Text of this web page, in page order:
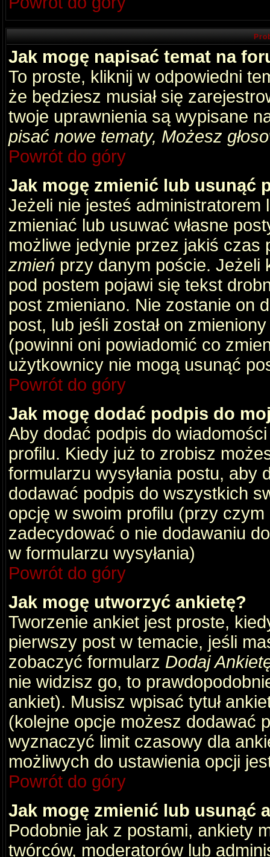
Jak mogę napisać temat na
To proste, kliknij w odpowiedni
że będziesz musiał się
twoje uprawnienia są wypisane
pisać nowe tematy, Możesz
Powrót do góry
Jak mogę zmienić lub usunąć
Jeżeli nie jesteś
zmieniać lub usuwać własne
możliwe jedynie przez jakiś
zmień przy danym poście. Jeżeli
pod postem pojawi się tekst
post zmieniano. Nie zostanie on
post, lub jeśli został on
(powinni oni powiadomić co
użytkownicy nie mogą usunąć
Powrót do góry
Jak mogę dodać podpis do
Aby dodać podpis do
profilu. Kiedy już to zrobisz
formularzu wysyłania postu,
dodawać podpis do wszystkich
opcję w swoim profilu (przy
zadecydować o nie dodawaniu
w formularzu wysyłania)
Powrót do góry
Jak mogę utworzyć ankietę?
Tworzenie ankiet jest proste,
pierwszy post w temacie, jeśli
zobaczyć formularz Dodaj
nie widzisz go, to
ankiet). Musisz wpisać tytuł
(kolejne opcje możesz dodawać
wyznaczyć limit czasowy dla
możliwych do ustawienia opcji
Powrót do góry
Jak mogę zmienić lub usunąć
Podobnie jak z postami, ankiety
twórców, moderatorów lub